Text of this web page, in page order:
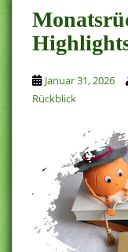
n
c
o
n
t
e
n
t
Januar 31, 2026
Rückblick